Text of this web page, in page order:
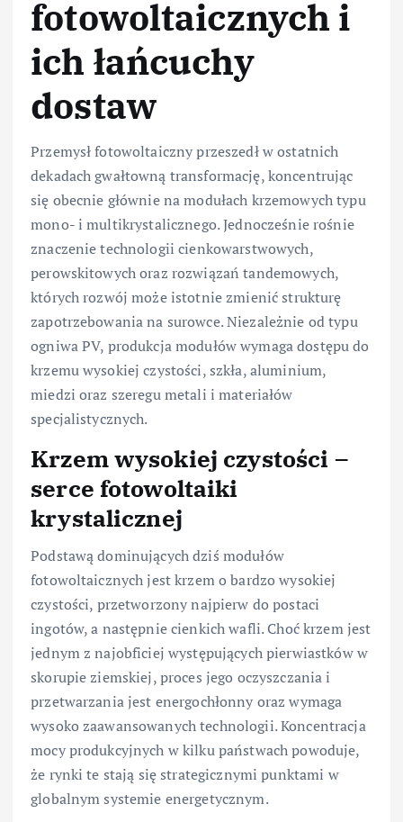
fotowoltaicznych i
ich łańcuchy
dostaw
Przemysł fotowoltaiczny przeszedł w ostatnich
dekadach gwałtowną transformację, koncentrując
się obecnie głównie na modułach krzemowych typu
mono- i multikrystalicznego. Jednocześnie rośnie
znaczenie technologii cienkowarstwowych,
perowskitowych oraz rozwiązań tandemowych,
których rozwój może istotnie zmienić strukturę
zapotrzebowania na surowce. Niezależnie od typu
ogniwa PV, produkcja modułów wymaga dostępu do
krzemu wysokiej czystości, szkła, aluminium,
miedzi oraz szeregu metali i materiałów
specjalistycznych.
Krzem wysokiej czystości –
serce fotowoltaiki
krystalicznej
Podstawą dominujących dziś modułów
fotowoltaicznych jest krzem o bardzo wysokiej
czystości, przetworzony najpierw do postaci
ingotów, a następnie cienkich wafli. Choć krzem jest
jednym z najobficiej występujących pierwiastków w
skorupie ziemskiej, proces jego oczyszczania i
przetwarzania jest energochłonny oraz wymaga
wysoko zaawansowanych technologii. Koncentracja
mocy produkcyjnych w kilku państwach powoduje,
że rynki te stają się strategicznymi punktami w
globalnym systemie energetycznym.